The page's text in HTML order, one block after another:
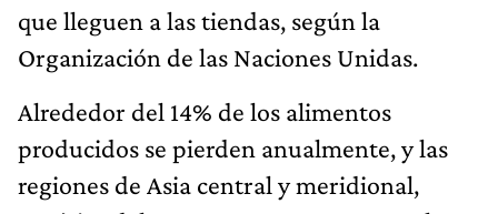
que lleguen a las tiendas, según la
Organización de las Naciones Unidas.
Alrededor del 14% de los alimentos
producidos se pierden anualmente, y las
regiones de Asia central y meridional,